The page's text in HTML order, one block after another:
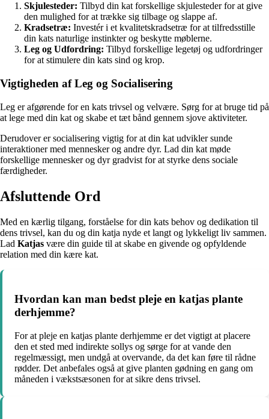
Skjulesteder: Tilbyd din kat forskellige skjulesteder for at give
den mulighed for at trække sig tilbage og slappe af.
Kradsetræ: Investér i et kvalitetskradsetræ for at tilfredsstille
din kats naturlige instinkter og beskytte møblerne.
Leg og Udfordring: Tilbyd forskellige legetøj og udfordringer
for at stimulere din kats sind og krop.
Vigtigheden af Leg og Socialisering
Leg er afgørende for en kats trivsel og velvære. Sørg for at bruge tid på
at lege med din kat og skabe et tæt bånd gennem sjove aktiviteter.
Derudover er socialisering vigtig for at din kat udvikler sunde
interaktioner med mennesker og andre dyr. Lad din kat møde
forskellige mennesker og dyr gradvist for at styrke dens sociale
færdigheder.
Afsluttende Ord
Med en kærlig tilgang, forståelse for din kats behov og dedikation til
dens trivsel, kan du og din katja nyde et langt og lykkeligt liv sammen.
Lad Katjas være din guide til at skabe en givende og opfyldende
relation med din kære kat.
Hvordan kan man bedst pleje en katjas plante
derhjemme?
For at pleje en katjas plante derhjemme er det vigtigt at placere
den et sted med indirekte sollys og sørge for at vande den
regelmæssigt, men undgå at overvande, da det kan føre til rådne
rødder. Det anbefales også at give planten gødning en gang om
måneden i vækstsæsonen for at sikre dens trivsel.